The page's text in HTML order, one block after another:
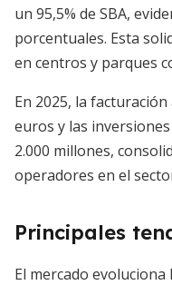
un 95,5% de SBA,
porcentuales. Esta
en centros y parques
En 2025, la
euros y las
2.000 millones,
operadores en el
Principales
El mercado